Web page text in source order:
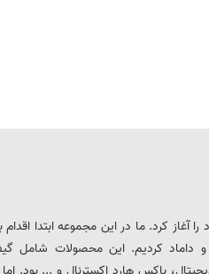
سال 1393 فعالیت خود را آغاز کرد. ما در این مجموعه ابتدا
داماد کردیم. این محصولات شامل